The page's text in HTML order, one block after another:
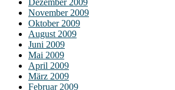
Dezember 2009
November 2009
Oktober 2009
August 2009
Juni 2009
Mai 2009
April 2009
März 2009
Februar 2009